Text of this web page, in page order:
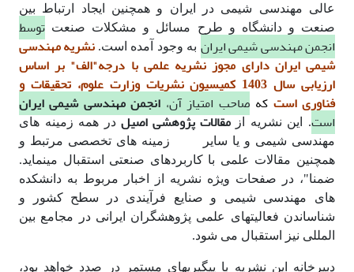
عالی مهندسی شیمی در ایران و همچنین ایجاد ارتباط بین
صنعت و دانشگاه و طرح مسائل و مشکلات صنعت توسط
انجمن مهندسی شیمی ایران به وجود آمده است. نشریه مهندسی
شیمی ایران دارای مجوز نشریه علمی با درجه"الف" بر اساس
ارزیابی سال 1403 کمیسیون نشریات وزارت علوم، تحقیقات و
فناوری است که صاحب امتیاز آن، انجمن مهندسی شیمی ایران
است. این نشریه ازمقالات پژوهشی اصیلدر همه زمینه های
مهندسی شیمی و یا سایر زمینه های تخصصی مرتبط و
همچنین مقالات علمی با کاربردهای صنعتی استقبال مینماید.
ضمنا"، در صفحات ویژه نشریه از اخبار مربوط به دانشکده
های مهندسی شیمی و صنایع فرآیندی در سطح کشور و
شناساندن فعالیتهای علمی پژوهشگران ایرانی در مجامع بین
المللی نیز استقبال می شود.
دبیرخانه این نشریه با پیگیریهای مستمر در صدد خواهد بود،